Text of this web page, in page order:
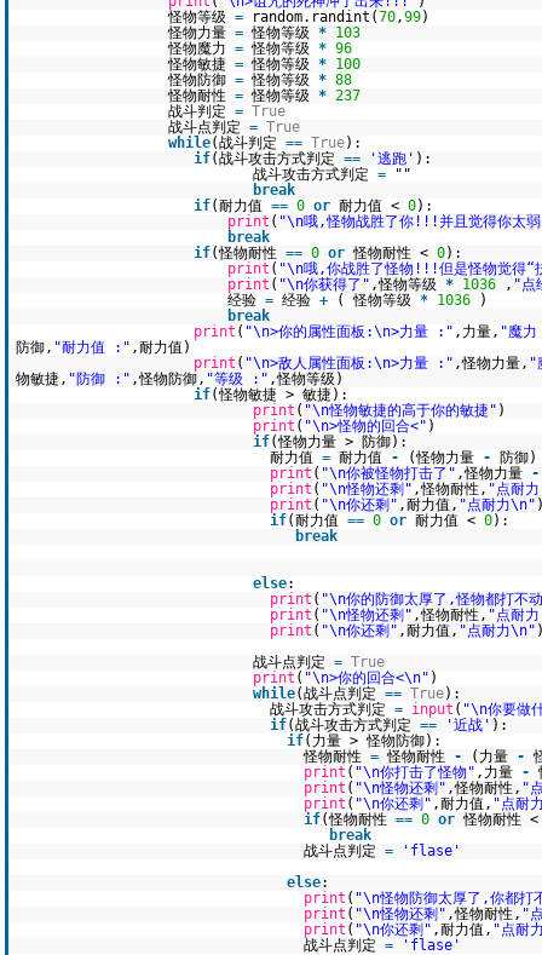
怪物等级 = random.randint(70,99)
怪物力量 = 怪物等级 * 103
怪物魔力 = 怪物等级 * 96
怪物敏捷 = 怪物等级 * 100
怪物防御 = 怪物等级 * 88
怪物耐性 = 怪物等级 * 237
战斗判定 = True
战斗点判定 = True
while(战斗判定 == True):
if(战斗攻击方式判定 == '逃跑' ):
战斗攻击方式判定 =
""
break
if(耐力值 == 0 or 耐力值 < 0):
print ( "\n哦,怪物战胜了你!!!并且觉得你太
break
if(怪物耐性 == 0 or 怪物耐性 < 0):
print ( "\n哦,你战胜了怪物!!!但是怪物觉得“
print ( "\n你获得了" ,怪物等级 * 1036 , "
经验 = 经验 + ( 怪物等级 * 1036
)
break
print ( "\n>你的属性面板:\n>力量 :" ,力量, "魔
防御, "耐力值 :" ,耐力值)
print ( "\n>敌人属性面板:\n>力量 :" ,怪物力量, "
物敏捷, "防御 :" ,怪物防御, "等级 :" ,怪物等级)
if(怪物敏捷 > 敏捷):
print ( "\n怪物敏捷的高于你的敏捷" )
print ( "\n>怪物的回合<" )
if(怪物力量 > 防御):
耐力值 = 耐力值 - (怪物力量 -
防御)
print ( "\n你被怪物打击了" ,怪物力量 -
print ( "\n怪物还剩" ,怪物耐性, "点耐
print ( "\n你还剩" ,耐力值, "点耐力\n"
if(耐力值 == 0 or 耐力值 < 0):
break
else:
print ( "\n你的防御太厚了,怪物都打不
print ( "\n怪物还剩" ,怪物耐性, "点耐
print ( "\n你还剩" ,耐力值, "点耐力\n"
战斗点判定 = True
print ( "\n>你的回合<\n" )
while(战斗点判定 == True):
战斗攻击方式判定 = input ( "\n你要做
if(战斗攻击方式判定 == '近战' ):
if(力量 > 怪物防御):
怪物耐性 = 怪物耐性 - (力量 -
print ( "\n你打击了怪物" ,力量 -
print ( "\n怪物还剩" ,怪物耐性, "
print ( "\n你还剩" ,耐力值, "点耐
if(怪物耐性 == 0 or 怪物耐性
break
战斗点判定 =
'flase'
else:
print ( "\n怪物防御太厚了,你都打
print ( "\n怪物还剩" ,怪物耐性, "
print ( "\n你还剩" ,耐力值, "点耐
战斗点判定 = 'flase'